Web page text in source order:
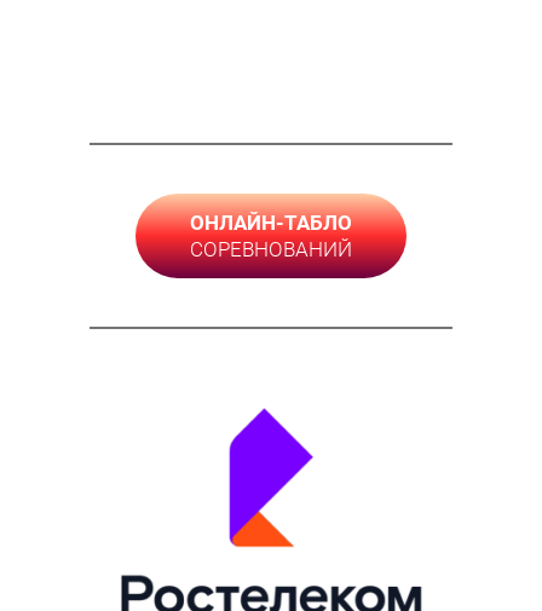
ОНЛАЙН-ТАБЛО
СОРЕВНОВАНИЙ